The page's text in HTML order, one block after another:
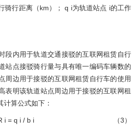
骑行距离（km）； q i为轨道站点 i的工作
段内用于轨道交通接驳的互联网租赁自行
站点接驳骑行量与具有唯一编码车辆数的
周边用于接驳的互联网租赁自行车的使用
表明该轨道站点周边用于接驳的互联网租
算公式如下：
i = q i / b i （3）